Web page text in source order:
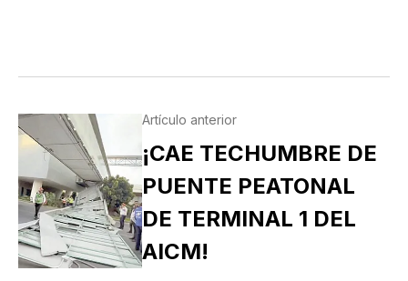
Artículo anterior
¡CAE TECHUMBRE DE
PUENTE PEATONAL
DE TERMINAL 1 DEL
AICM!